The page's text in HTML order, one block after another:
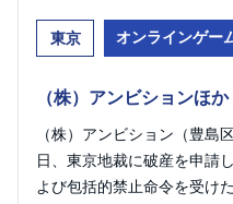
東京 オンラインゲー
（株）アンビションほ
（株）アンビション（豊島
日、東京地裁に破産を申請
よび包括的禁止命令を受け